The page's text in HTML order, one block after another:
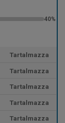
Tartalmazza
Tartalmazza
Tartalmazza
Tartalmazza
Tartalmazza